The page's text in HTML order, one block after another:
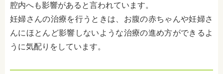
腔内へも影響があると言われています。
妊婦さんの治療を行うときは、お腹の赤ちゃんや妊婦さ
んにほとんど影響しないような治療の進め方ができるよ
うに気配りをしています。